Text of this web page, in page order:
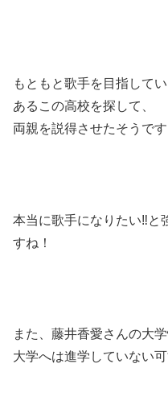
もともと歌手を目指して
あるこの高校を探して、
両親を説得させたそうです
本当に歌手になりたい‼と
すね！
また、藤井香愛さんの大
大学へは進学していない